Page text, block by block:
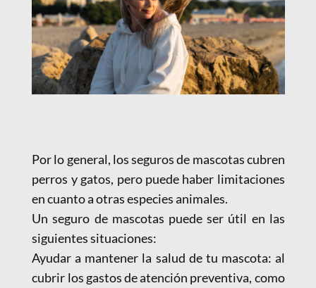
Por lo general, los seguros de mascotas cubren
perros y gatos, pero puede haber limitaciones
en cuanto a otras especies animales.
Un seguro de mascotas puede ser útil en las
siguientes situaciones:
Ayudar a mantener la salud de tu mascota: al
cubrir los gastos de atención preventiva, como